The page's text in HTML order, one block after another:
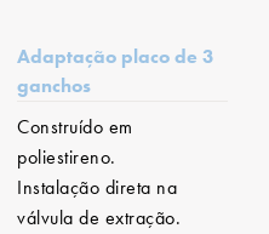
Adaptação placo de 3
ganchos
Construído em
poliestireno.
Instalação direta na
válvula de extração.